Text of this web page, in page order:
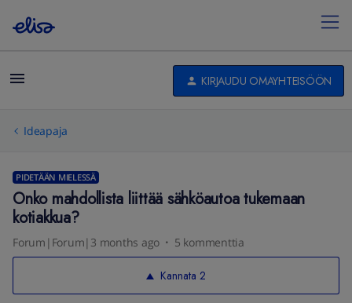
KIRJAUDU OMAYHTEISÖÖN
Ideapaja
PIDETÄÄN MIELESSÄ
Onko mahdollista liittää sähköautoa tukemaan
kotiakkua?
Forum|Forum|3 months ago 5 kommenttia
Kannata 2